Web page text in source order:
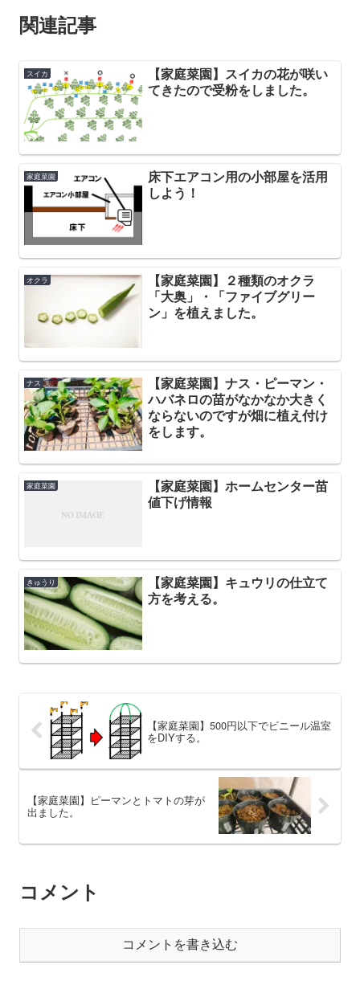
関連記事
スイカ
【家庭菜園】スイカの花が咲い
てきたので受粉をしました。
家庭菜園
床下エアコン用の小部屋を活用
しよう！
オクラ
【家庭菜園】２種類のオクラ
「大奥」・「ファイブグリー
ン」を植えました。
ナス
【家庭菜園】ナス・ピーマン・
ハバネロの苗がなかなか大きく
ならないのですが畑に植え付け
をします。
家庭菜園
【家庭菜園】ホームセンター苗
値下げ情報
きゅうり
【家庭菜園】キュウリの仕立て
方を考える。
【家庭菜園】500円以下でビニール温室
をDIYする。
【家庭菜園】ピーマンとトマトの芽が
出ました。
コメント
コメントを書き込む